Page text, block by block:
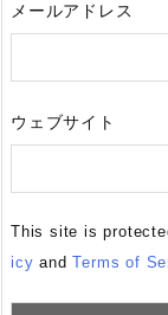
メールアドレス
ウェブサイト
This site is
icy andTerms of